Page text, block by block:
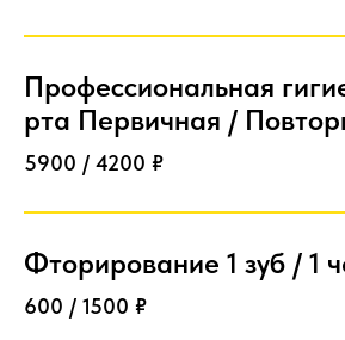
Профессиональная
рта Первичная /
5900 / 4200 ₽
Фторирование 1 зуб / 1
600 / 1500 ₽